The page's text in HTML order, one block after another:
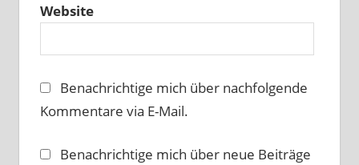
Website
Benachrichtige mich über nachfolgende
Kommentare via E-Mail.
Benachrichtige mich über neue Beiträge